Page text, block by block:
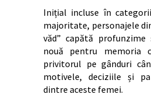
Inițial incluse în
majoritate, personajele
văd” capătă
nouă pentru memoria
privitorul pe gânduri
motivele, deciziile și
dintre aceste femei.